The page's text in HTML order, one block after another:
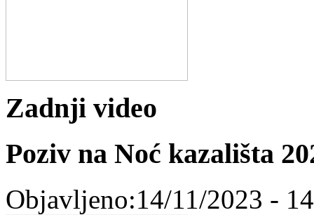
Zadnji video
Poziv na Noć kazališta
Objavljeno:14/11/2023 -